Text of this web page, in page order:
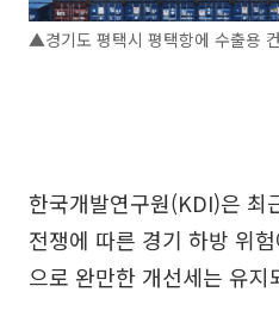
▲경기도 평택시 평택항에 수출용
한국개발연구원(KDI)은 최
전쟁에 따른 경기 하방 위
으로 완만한 개선세는 유